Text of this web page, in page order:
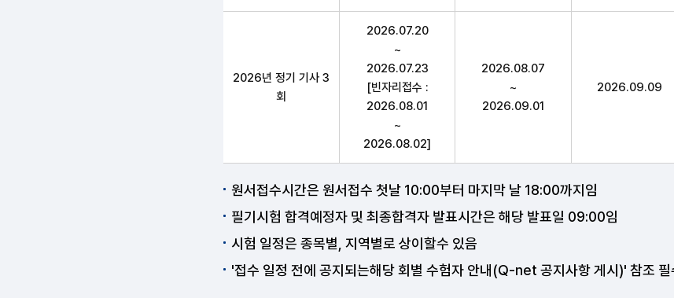
2026년 정기 기사 3
회
2026.07.20
~
2026.07.23
[빈자리접수 :
2026.08.01
~
2026.08.02]
2026.08.07
~
2026.09.01
2026.09.09
원서접수시간은 원서접수 첫날 10:00부터 마지막 날 18:00까지임
필기시험 합격예정자 및 최종합격자 발표시간은 해당 발표일 09:00임
시험 일정은 종목별, 지역별로 상이할수 있음
'접수 일정 전에 공지되는해당 회별 수험자 안내(Q-net 공지사항 게시)' 참조 필